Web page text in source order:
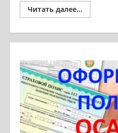
Читать далее...
more
форсунки
простых
способов